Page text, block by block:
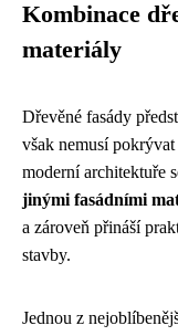
Kombinace
materiály
Dřevěné fasády
však nemusí
moderní architektuře
jinými fasádními
a zároveň přináší
stavby.
Jednou z